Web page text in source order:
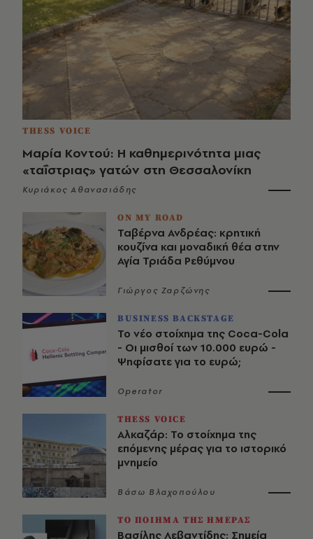
THESS VOICE
Μαρία Κοντού: Η καθημερινότητα μιας
«ταΐστριας» γατών στη Θεσσαλονίκη
Κυριάκος Αθανασιάδης
ON MY ROAD
Ταβέρνα Ανδρέας: κρητική
κουζίνα και μοναδική θέα στην
Αγία Τριάδα Ρεθύμνου
Γιώργος Ζαρζώνης
BUSINESS BACKSTAGE
Το νέο στοίχημα της Coca-Cola
- Οι μισθοί των 10.000 ευρώ -
Ψηφίσατε για το ευρώ;
Operator
THESS VOICE
Αλκαζάρ: Το στοίχημα της
επόμενης μέρας για το ιστορικό
μνημείο
Βάσω Βλαχοπούλου
ΤΟ ΠΟΙΗΜΑ ΤΗΣ ΗΜΕΡΑΣ
Βασίλης Λεβαντίδης: Σημεία